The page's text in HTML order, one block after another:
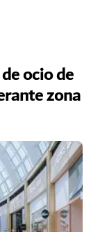
ocio de
zona